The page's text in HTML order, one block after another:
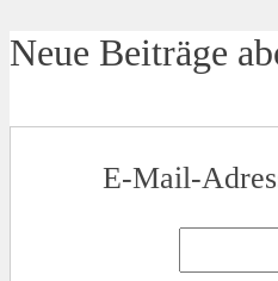
Neue Beiträge
E-Mail-